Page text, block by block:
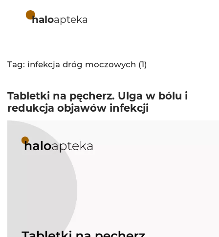
haloapteka
Tag: infekcja dróg moczowych (1)
Tabletki na pęcherz. Ulga w bólu i
redukcja objawów infekcji